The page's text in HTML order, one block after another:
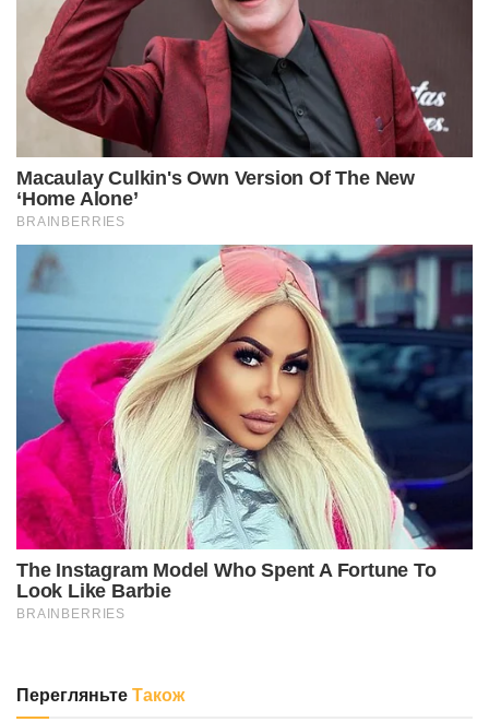
ПерегляньтеТакож